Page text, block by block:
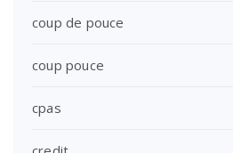
coup de pouce
coup pouce
cpas